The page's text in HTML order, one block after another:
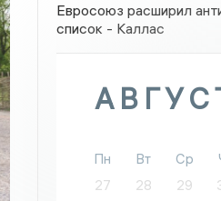
Евросоюз расширил
список - Каллас
Пн Вт Ср
27
28 29